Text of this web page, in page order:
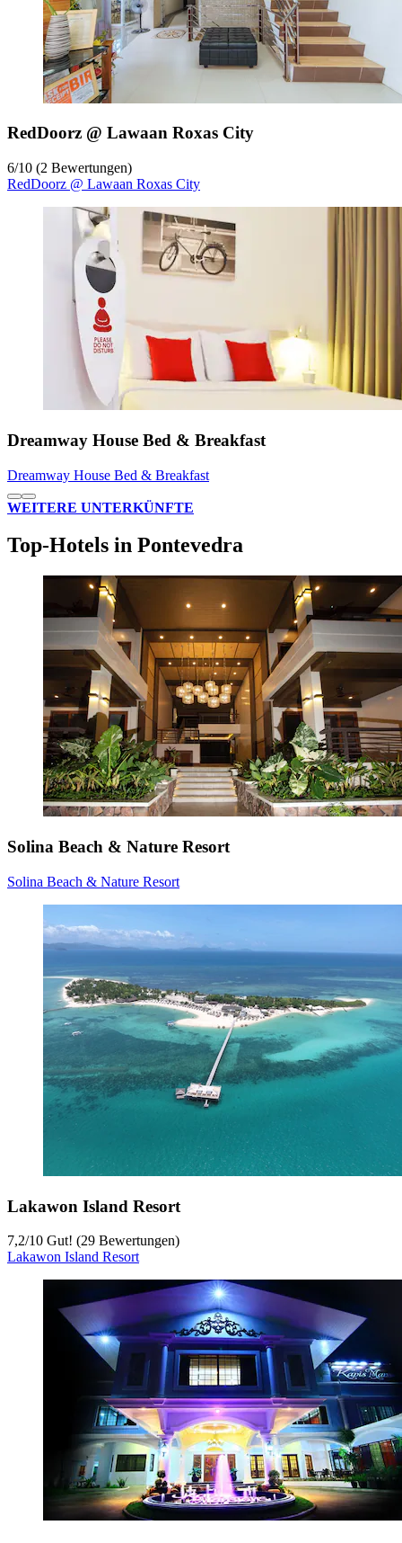
RedDoorz @ Lawaan Roxas City
6/10 (2 Bewertungen)
RedDoorz @ Lawaan Roxas City
Dreamway House Bed & Breakfast
Dreamway House Bed & Breakfast
WEITERE UNTERKÜNFTE
Top-Hotels in Pontevedra
Solina Beach & Nature Resort
Solina Beach & Nature Resort
Lakawon Island Resort
7,2/10 Gut! (29 Bewertungen)
Lakawon Island Resort